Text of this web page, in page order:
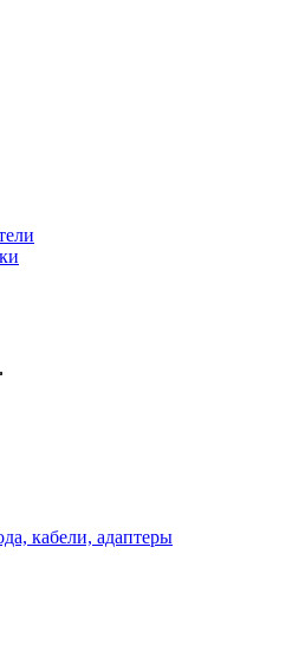
кабели, адаптеры